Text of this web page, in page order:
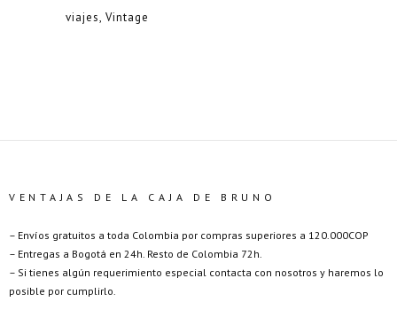
viajes Vintage
VENTAJAS DE LA CAJA DE BRUNO
– Envíos gratuitos a toda Colombia por compras superiores a 120.000COP
– Entregas a Bogotá en 24h. Resto de Colombia 72h.
– Si tienes algún requerimiento especial contacta con nosotros y haremos lo
posible por cumplirlo.